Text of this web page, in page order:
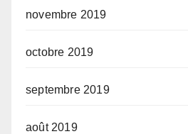
novembre 2019
octobre 2019
septembre 2019
août 2019